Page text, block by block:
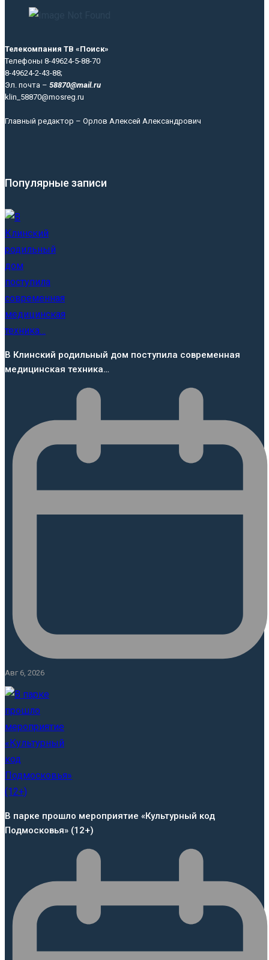
Телекомпания ТВ «Поиск»
Телефоны 8-49624-5-88-70
8-49624-2-43-88;
Эл. почта – 58870@mail.ru
klin_58870@mosreg.ru
Главный редактор – Орлов Алексей Александрович
Популярные записи
В Клинский родильный дом поступила современная
медицинская техника…
Авг 6, 2026
В парке прошло мероприятие «Культурный код
Подмосковья» (12+)